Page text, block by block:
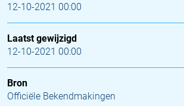
12-10-2021 00:00
Laatst gewijzigd
12-10-2021 00:00
Bron
Officiële Bekendmakingen